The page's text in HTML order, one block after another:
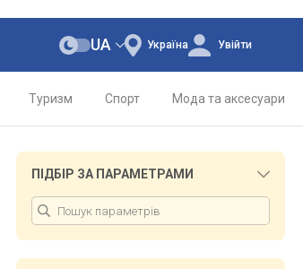
Україна
UA Увійти
Туризм Спорт Мода та аксесуари
ПІДБІР ЗА ПАРАМЕТРАМИ